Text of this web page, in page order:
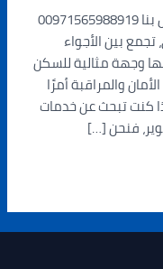
تركيب كاميرات مراقبة في العوير – اتصل بنا 00971565988919
بين الأجواء
وجهة مثالية للسكن
والمراقبة أمرًا
كنت تبحث عن خدمات
فنحن […]